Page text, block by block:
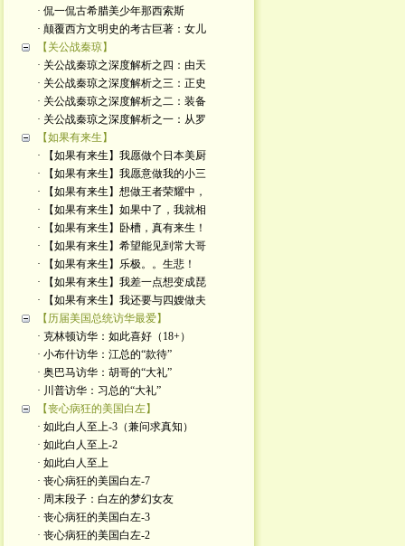
· 侃一侃古希腊美少年那西索斯
· 颠覆西方文明史的考古巨著：女儿
【关公战秦琼】
· 关公战秦琼之深度解析之四：由天
· 关公战秦琼之深度解析之三：正史
· 关公战秦琼之深度解析之二：装备
· 关公战秦琼之深度解析之一：从罗
【如果有来生】
· 【如果有来生】我愿做个日本美厨
· 【如果有来生】我愿意做我的小三
· 【如果有来生】想做王者荣耀中，
· 【如果有来生】如果中了，我就相
· 【如果有来生】卧槽，真有来生！
· 【如果有来生】希望能见到常大哥
· 【如果有来生】乐极。。生悲！
· 【如果有来生】我差一点想变成琵
· 【如果有来生】我还要与四嫂做夫
【历届美国总统访华最爱】
· 克林顿访华：如此喜好（18+）
· 小布什访华：江总的“款待”
· 奥巴马访华：胡哥的“大礼”
· 川普访华：习总的“大礼”
【丧心病狂的美国白左】
· 如此白人至上-3（兼问求真知）
· 如此白人至上-2
· 如此白人至上
· 丧心病狂的美国白左-7
· 周末段子：白左的梦幻女友
· 丧心病狂的美国白左-3
· 丧心病狂的美国白左-2